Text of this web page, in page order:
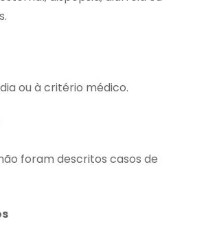
ou à critério médico.
foram descritos casos de